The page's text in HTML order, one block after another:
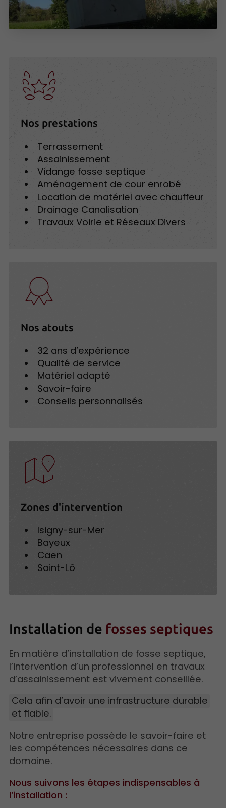
Nos prestations
Terrassement
Assainissement
Vidange fosse septique
Aménagement de cour enrobé
Location de matériel avec chauffeur
Drainage Canalisation
Travaux Voirie et Réseaux Divers
Nos atouts
32 ans d’expérience
Qualité de service
Matériel adapté
Savoir-faire
Conseils personnalisés
Zones d'intervention
Isigny-sur-Mer
Bayeux
Caen
Saint-Lô
Installation de fosses septiques
En matière d’installation de fosse septique,
l’intervention d’un professionnel en travaux
d’assainissement est vivement conseillée.
Cela afin d’avoir une infrastructure durable
et fiable.
Notre entreprise possède le savoir-faire et
les compétences nécessaires dans ce
domaine.
Nous suivons les étapes indispensables à
l’installation :